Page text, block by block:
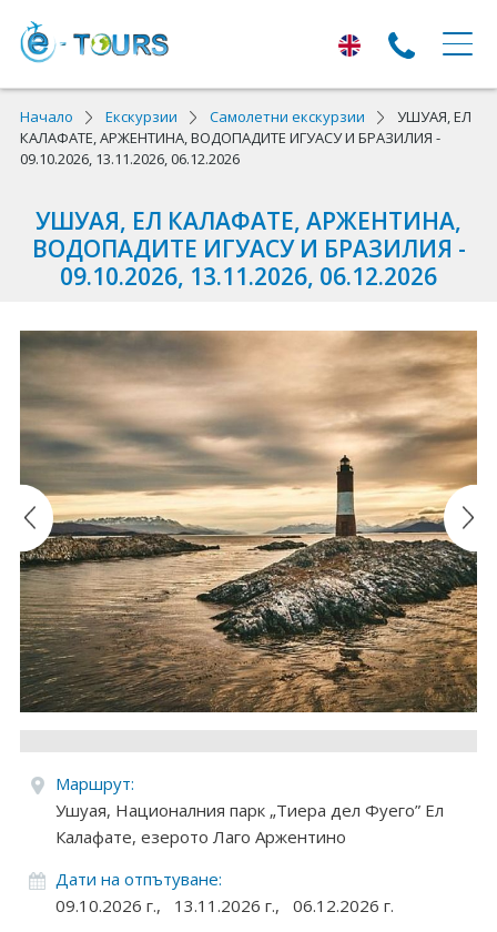
ЕКСКУРЗИИ
Екскурзии с тръгване от Варна
Екскурзии в Европа
Автобусни екскурзии
ПОЧИВКИ
Почивки с тръгване от Варна
Лято 2026
Най-търсени оферти
Круизи
Уикенд програми
ДЕСТИНАЦИИ
Египет
Чехия
Тунис
България
Китай
Начало Екскурзии Самолетни екскурзии
УШУАЯ, ЕЛ
КАЛАФАТЕ, АРЖЕНТИНА, ВОДОПАДИТЕ ИГУАСУ И БРАЗИЛИЯ -
09.10.2026, 13.11.2026, 06.12.2026
УШУАЯ, ЕЛ КАЛАФАТЕ, АРЖЕНТИНА,
ВОДОПАДИТЕ ИГУАСУ И БРАЗИЛИЯ -
09.10.2026, 13.11.2026, 06.12.2026
Маршрут:
Ушуая, Националния парк „Тиера дел Фуего” Ел
Калафате, езерото Лаго Аржентино
Дати на отпътуване:
09.10.2026 г., 13.11.2026 г., 06.12.2026 г.